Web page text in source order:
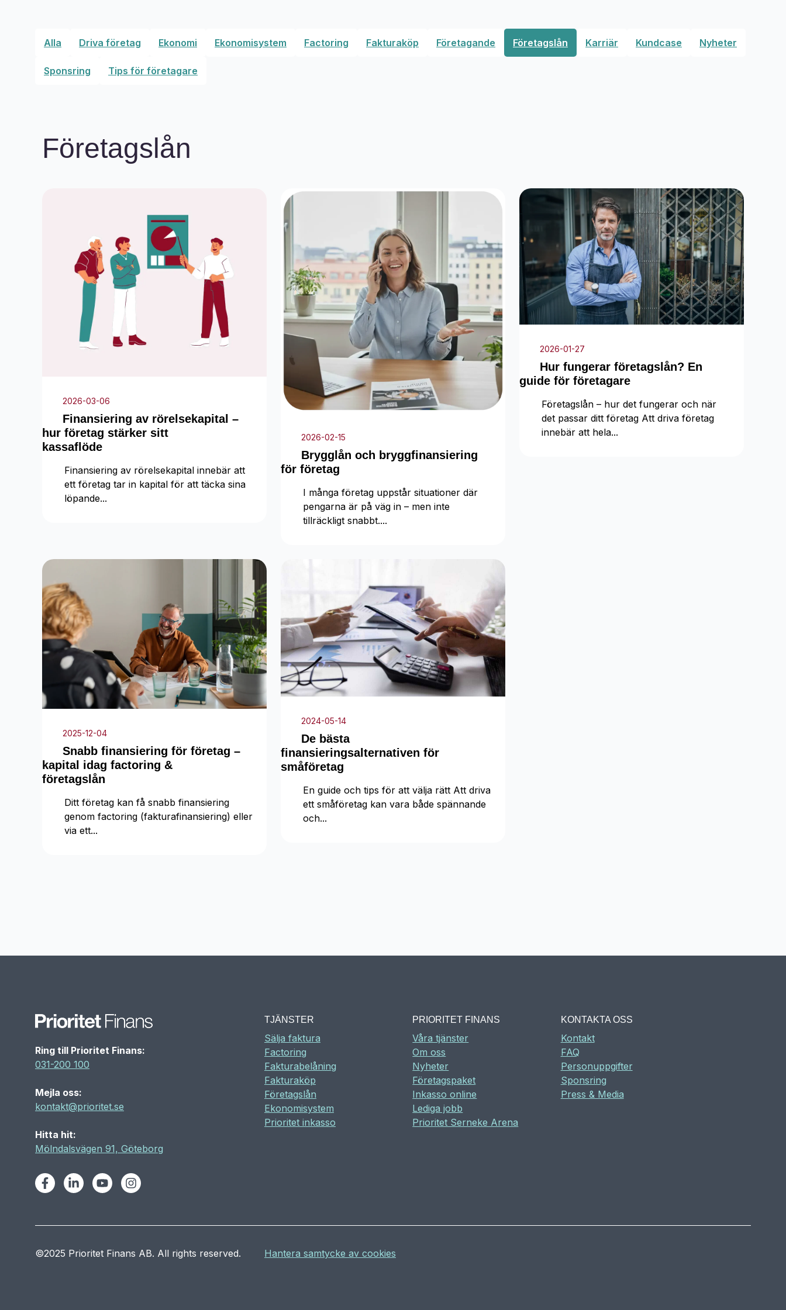
Alla Driva företag Ekonomi Ekonomisystem Factoring Fakturaköp Företagande Företagslån Karriär Kundcase Nyheter
Sponsring Tips för företagare
Företagslån
2026-03-06
Finansiering av rörelsekapital –
hur företag stärker sitt
kassaflöde
Finansiering av rörelsekapital innebär att
ett företag tar in kapital för att täcka sina
löpande...
2026-02-15
Brygglån och bryggfinansiering
för företag
I många företag uppstår situationer där
pengarna är på väg in – men inte
tillräckligt snabbt....
2026-01-27
Hur fungerar företagslån? En
guide för företagare
Företagslån – hur det fungerar och när
det passar ditt företag Att driva företag
innebär att hela...
2025-12-04
Snabb finansiering för företag –
kapital idag factoring &
företagslån
Ditt företag kan få snabb finansiering
genom factoring (fakturafinansiering) eller
via ett...
2024-05-14
De bästa
finansieringsalternativen för
småföretag
En guide och tips för att välja rätt Att driva
ett småföretag kan vara både spännande
och...
Ring till Prioritet Finans:
031-200 100
Mejla oss:
kontakt@prioritet.se
Hitta hit:
Mölndalsvägen 91, Göteborg
FacebookLinkedInYoutubeInstagram
TJÄNSTER
Sälja faktura
Factoring
Fakturabelåning
Fakturaköp
Företagslån
Ekonomisystem
Prioritet inkasso
PRIORITET FINANS
Våra tjänster
Om oss
Nyheter
Företagspaket
Inkasso online
Lediga jobb
Prioritet Serneke Arena
KONTAKTA OSS
Kontakt
FAQ
Personuppgifter
Sponsring
Press & Media
©2025 Prioritet Finans AB. All rights reserved. Hantera samtycke av cookies